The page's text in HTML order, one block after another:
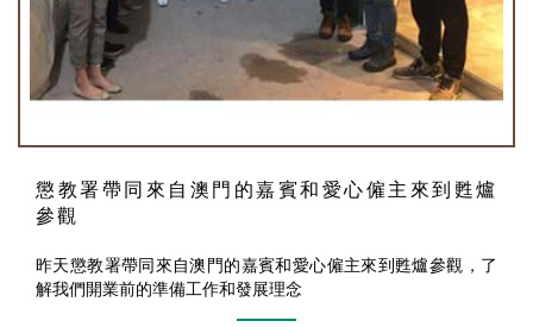
懲教署帶同來自澳門的嘉賓和愛心僱主來到甦爐
參觀
昨天懲教署帶同來自澳門的嘉賓和愛心僱主來到甦爐參觀，了
解我們開業前的準備工作和發展理念